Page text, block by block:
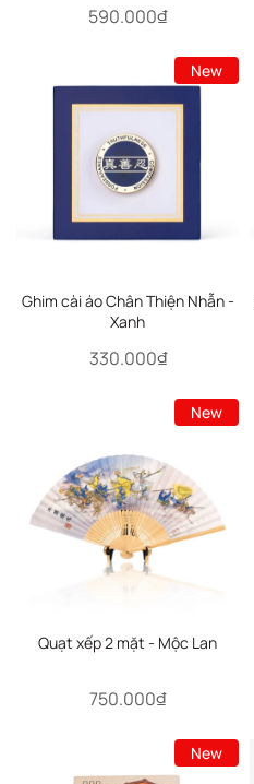
590.000₫
New
Ghim cài áo Chân Thiện Nhẫn -
Xanh
330.000₫
New
Quạt xếp 2 mặt - Mộc Lan
750.000₫
New